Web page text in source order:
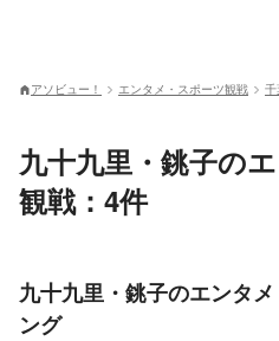
アソビュー！ エンタメ・スポーツ観戦
九十九里・銚子の
観戦：4件
九十九里・銚子のエンタ
ング